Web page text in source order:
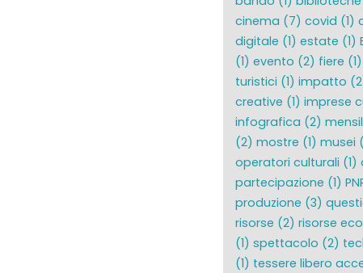
cinema (7) covid (1)
digitale (1) estate (1)
(1) evento (2) fiere (1)
turistici (1) impatto
creative (1) imprese
infografica (2)
(2) mostre (1) musei
operatori culturali (1)
partecipazione (1)
produzione (3)
risorse (2) risorse
(1) spettacolo (2)
(1) tessere libero